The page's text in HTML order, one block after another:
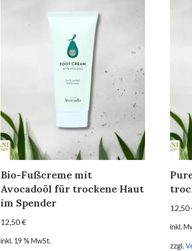
Bio-Fußcreme mit
Avocadoöl für trockene Haut
im Spender
12,50€
inkl. 19 % MwSt.
12,50
inkl.
zzgl.